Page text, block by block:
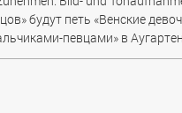
будут петь «Венские
певцами» в